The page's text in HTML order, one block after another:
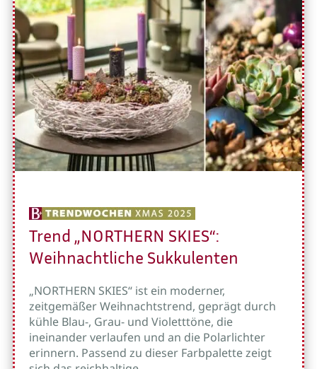
Trend „NORTHERN SKIES“:
Weihnachtliche Sukkulenten
„NORTHERN SKIES“ ist ein moderner,
zeitgemäßer Weihnachtstrend, geprägt durch
kühle Blau-, Grau- und Violetttöne, die
ineinander verlaufen und an die Polarlichter
erinnern. Passend zu dieser Farbpalette zeigt